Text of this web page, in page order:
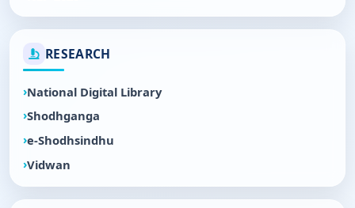
RESEARCH
National Digital Library
Shodhganga
e-Shodhsindhu
Vidwan